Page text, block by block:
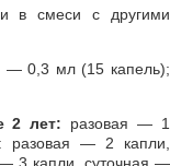
в смеси с другими
— 0,3 мл (15 капель);
2 лет: разовая — 1
разовая — 2 капли,